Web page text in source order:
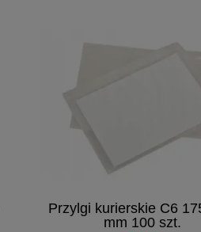
Przylgi kurierskie C6
mm 100 szt.